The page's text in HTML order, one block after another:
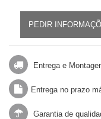
PEDIR
Entrega e
Entrega no prazo
Garantia de